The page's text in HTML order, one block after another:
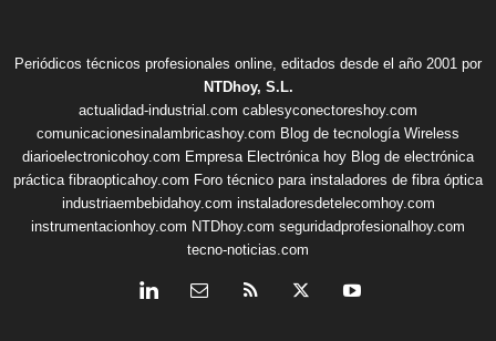
Periódicos técnicos profesionales online, editados desde el año 2001 por
NTDhoy, S.L.
actualidad-industrial.com cablesyconectoreshoy.com
comunicacionesinalambricashoy.com Blog de tecnología Wireless
diarioelectronicohoy.com Empresa Electrónica hoy Blog de electrónica
práctica fibraopticahoy.com Foro técnico para instaladores de fibra óptica
industriaembebidahoy.com instaladoresdetelecomhoy.com
instrumentacionhoy.com NTDhoy.com seguridadprofesionalhoy.com
tecno-noticias.com